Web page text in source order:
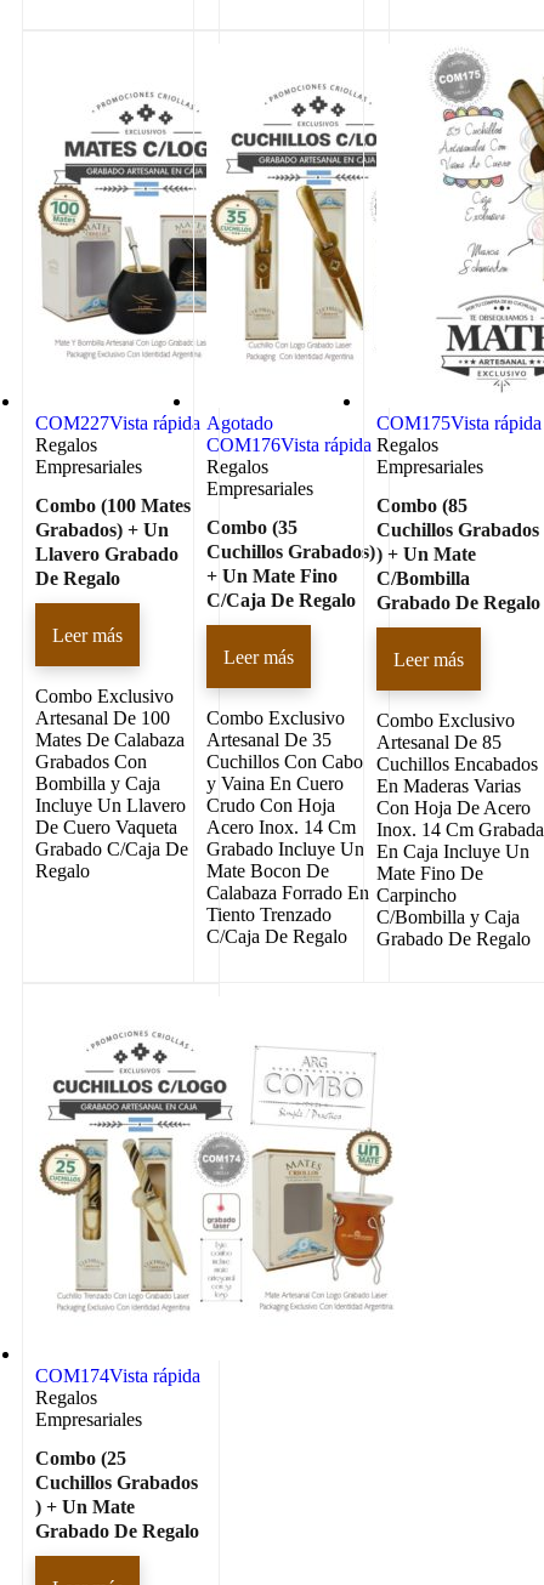
COM227Vista rápida
Regalos
Empresariales
Combo (100 Mates
Grabados) + Un
Llavero Grabado
De Regalo
Leer más
Combo Exclusivo
Artesanal De 100
Mates De Calabaza
Grabados Con
Bombilla y Caja
Incluye Un Llavero
De Cuero Vaqueta
Grabado C/Caja De
Regalo
Agotado
COM176Vista rápida
Regalos
Empresariales
Combo (35
Cuchillos Grabados)
+ Un Mate Fino
C/Caja De Regalo
Leer más
Combo Exclusivo
Artesanal De 35
Cuchillos Con Cabo
y Vaina En Cuero
Crudo Con Hoja
Acero Inox. 14 Cm
Grabado Incluye Un
Mate Bocon De
Calabaza Forrado En
Tiento Trenzado
C/Caja De Regalo
COM175Vista rápida
Regalos
Empresariales
Combo (85
Cuchillos Grabados
) + Un Mate
C/Bombilla
Grabado De Regalo
Leer más
Combo Exclusivo
Artesanal De 85
Cuchillos Encabados
En Maderas Varias
Con Hoja De Acero
Inox. 14 Cm Grabada
En Caja Incluye Un
Mate Fino De
Carpincho
C/Bombilla y Caja
Grabado De Regalo
COM174Vista rápida
Regalos
Empresariales
Combo (25
Cuchillos Grabados
) + Un Mate
Grabado De Regalo